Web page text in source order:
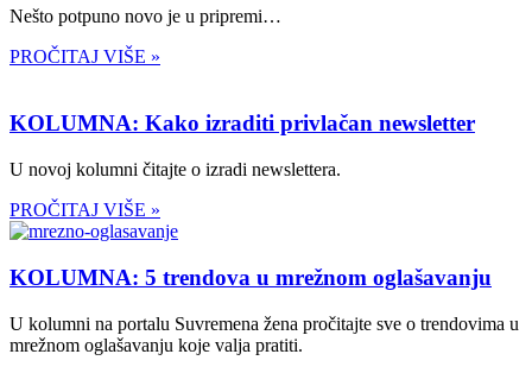
Nešto potpuno novo je u pripremi…
PROČITAJ VIŠE »
KOLUMNA: Kako izraditi privlačan newsletter
U novoj kolumni čitajte o izradi newslettera.
PROČITAJ VIŠE »
KOLUMNA: 5 trendova u mrežnom oglašavanju
U kolumni na portalu Suvremena žena pročitajte sve o trendovima u
mrežnom oglašavanju koje valja pratiti.